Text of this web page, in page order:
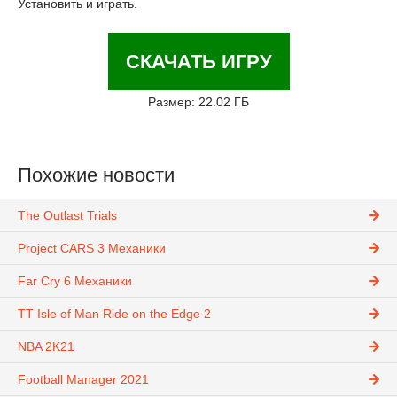
Установить и играть.
СКАЧАТЬ ИГРУ
Размер: 22.02 ГБ
Похожие новости
The Outlast Trials
Project CARS 3 Механики
Far Cry 6 Механики
TT Isle of Man Ride on the Edge 2
NBA 2K21
Football Manager 2021